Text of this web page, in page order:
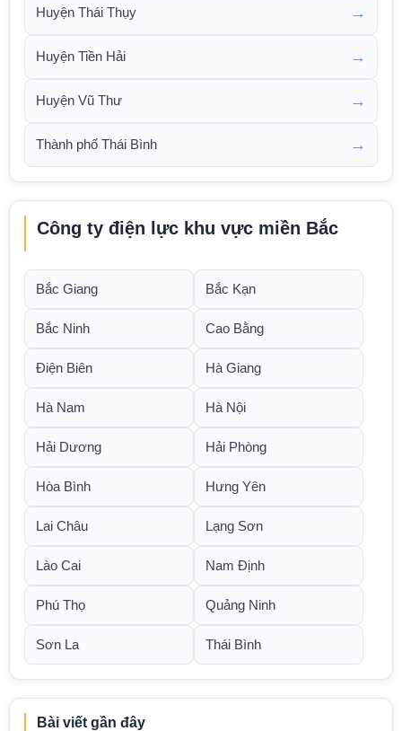
Huyện Thái Thụy →
Huyện Tiền Hải →
Huyện Vũ Thư →
Thành phố Thái Bình →
Công ty điện lực khu vực miền Bắc
Bắc Giang Bắc Kạn
Bắc Ninh Cao Bằng
Điện Biên Hà Giang
Hà Nam Hà Nội
Hải Dương Hải Phòng
Hòa Bình Hưng Yên
Lai Châu Lạng Sơn
Lào Cai Nam Định
Phú Thọ Quảng Ninh
Sơn La Thái Bình
Bài viết gần đây